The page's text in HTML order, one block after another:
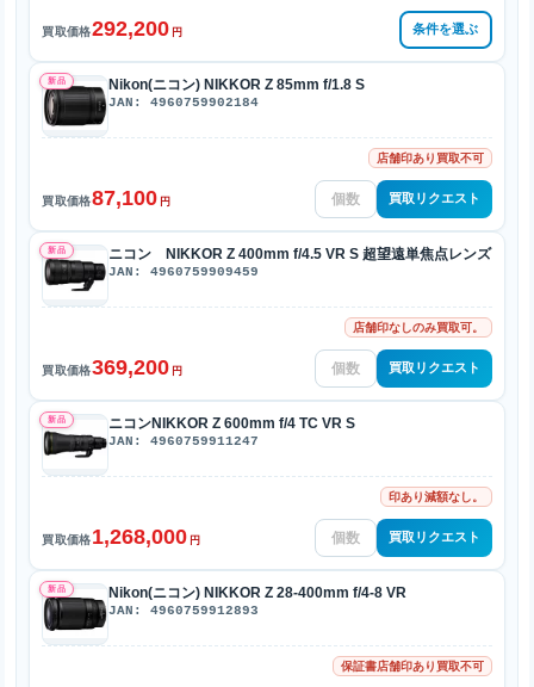
買取価格292,200 円 条件を選ぶ
新品 Nikon(ニコン) NIKKOR Z 85mm f/1.8 S
JAN: 4960759902184
店舗印あり買取不可
買取価格87,100 円 買取リクエスト
新品 ニコン NIKKOR Z 400mm f/4.5 VR S 超望遠単焦点レンズ
JAN: 4960759909459
店舗印なしのみ買取可。
買取価格369,200 円 買取リクエスト
新品 ニコンNIKKOR Z 600mm f/4 TC VR S
JAN: 4960759911247
印あり減額なし。
買取価格1,268,000 円 買取リクエスト
新品 Nikon(ニコン) NIKKOR Z 28-400mm f/4-8 VR
JAN: 4960759912893
保証書店舗印あり買取不可